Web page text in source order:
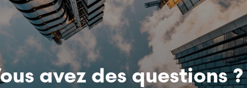
avez des questions ?